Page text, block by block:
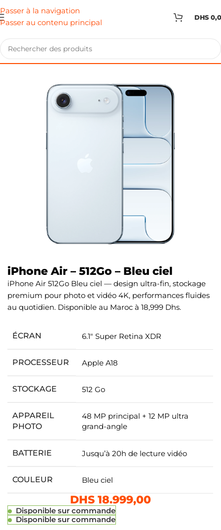
Passer à la navigation
Passer au contenu principal
DHS
iPhone Air – 512Go – Bleu ciel
iPhone Air 512Go Bleu ciel — design ultra-fin, stockage
premium pour photo et vidéo 4K, performances fluides
au quotidien. Disponible au Maroc à 18,999 Dhs.
ÉCRAN 6.1″ Super Retina XDR
PROCESSEUR Apple A18
STOCKAGE 512 Go
APPAREIL
PHOTO
48 MP principal + 12 MP ultra
grand-angle
BATTERIE Jusqu’à 20h de lecture vidéo
COULEUR Bleu ciel
DHS18.999,00
Disponible sur commande
Disponible sur commande